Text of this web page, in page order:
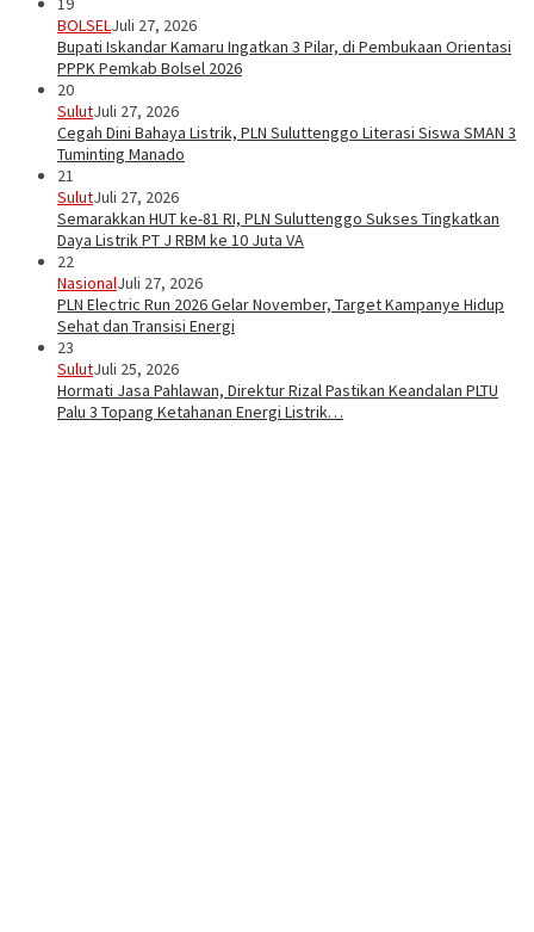
BOLSELJuli 27, 2026
Bupati Iskandar Kamaru Ingatkan 3 Pilar, di Pembukaan Orientasi
PPPK Pemkab Bolsel 2026
20
SulutJuli 27, 2026
Cegah Dini Bahaya Listrik, PLN Suluttenggo Literasi Siswa SMAN 3
Tuminting Manado
21
SulutJuli 27, 2026
Semarakkan HUT ke-81 RI, PLN Suluttenggo Sukses Tingkatkan
Daya Listrik PT J RBM ke 10 Juta VA
22
NasionalJuli 27, 2026
PLN Electric Run 2026 Gelar November, Target Kampanye Hidup
Sehat dan Transisi Energi
23
SulutJuli 25, 2026
Hormati Jasa Pahlawan, Direktur Rizal Pastikan Keandalan PLTU
Palu 3 Topang Ketahanan Energi Listrik…